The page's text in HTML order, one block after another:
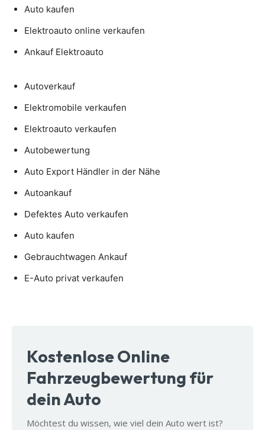
Auto kaufen
Elektroauto online verkaufen
Ankauf Elektroauto
Autoverkauf
Elektromobile verkaufen
Elektroauto verkaufen
Autobewertung
Auto Export Händler in der Nähe
Autoankauf
Defektes Auto verkaufen
Auto kaufen
Gebrauchtwagen Ankauf
E-Auto privat verkaufen
Kostenlose Online
Fahrzeugbewertung für
dein Auto
Möchtest du wissen, wie viel dein Auto wert ist?